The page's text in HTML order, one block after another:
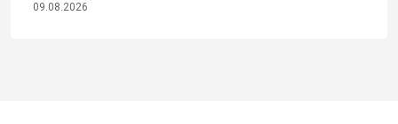
09.08.2026